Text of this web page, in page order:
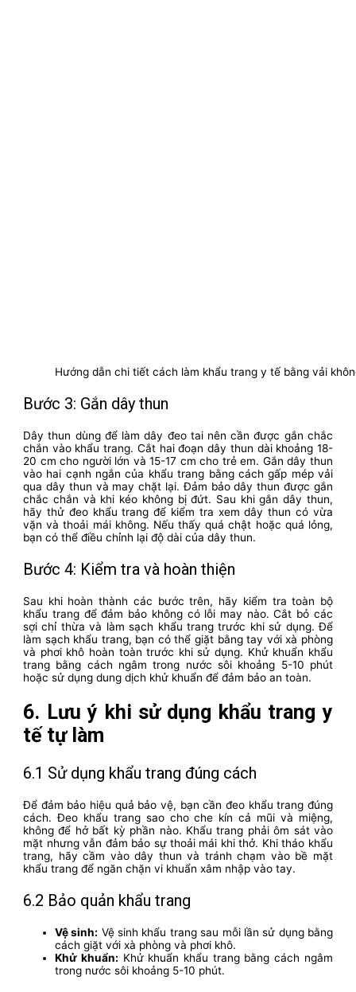
Hướng dẫn chi tiết cách làm khẩu trang y tế bằng vải
Bước 3: Gắn dây thun
Dây thun dùng để làm dây đeo tai nên cần được gắn chắc
chắn vào khẩu trang. Cắt hai đoạn dây thun dài khoảng 18-
20 cm cho người lớn và 15-17 cm cho trẻ em. Gắn dây thun
vào hai cạnh ngắn của khẩu trang bằng cách gấp mép vải
qua dây thun và may chặt lại. Đảm bảo dây thun được gắn
chắc chắn và khi kéo không bị đứt. Sau khi gắn dây thun,
hãy thử đeo khẩu trang để kiểm tra xem dây thun có vừa
vặn và thoải mái không. Nếu thấy quá chật hoặc quá lỏng,
bạn có thể điều chỉnh lại độ dài của dây thun.
Bước 4: Kiểm tra và hoàn thiện
Sau khi hoàn thành các bước trên, hãy kiểm tra toàn bộ
khẩu trang để đảm bảo không có lỗi may nào. Cắt bỏ các
sợi chỉ thừa và làm sạch khẩu trang trước khi sử dụng. Để
làm sạch khẩu trang, bạn có thể giặt bằng tay với xà phòng
và phơi khô hoàn toàn trước khi sử dụng. Khử khuẩn khẩu
trang bằng cách ngâm trong nước sôi khoảng 5-10 phút
hoặc sử dụng dung dịch khử khuẩn để đảm bảo an toàn.
6. Lưu ý khi sử dụng khẩu trang y
tế tự làm
6.1 Sử dụng khẩu trang đúng cách
Để đảm bảo hiệu quả bảo vệ, bạn cần đeo khẩu trang đúng
cách. Đeo khẩu trang sao cho che kín cả mũi và miệng,
không để hở bất kỳ phần nào. Khẩu trang phải ôm sát vào
mặt nhưng vẫn đảm bảo sự thoải mái khi thở. Khi tháo khẩu
trang, hãy cầm vào dây thun và tránh chạm vào bề mặt
khẩu trang để ngăn chặn vi khuẩn xâm nhập vào tay.
6.2 Bảo quản khẩu trang
Vệ sinh: Vệ sinh khẩu trang sau mỗi lần sử dụng bằng
cách giặt với xà phòng và phơi khô.
Khử khuẩn: Khử khuẩn khẩu trang bằng cách ngâm
trong nước sôi khoảng 5-10 phút.